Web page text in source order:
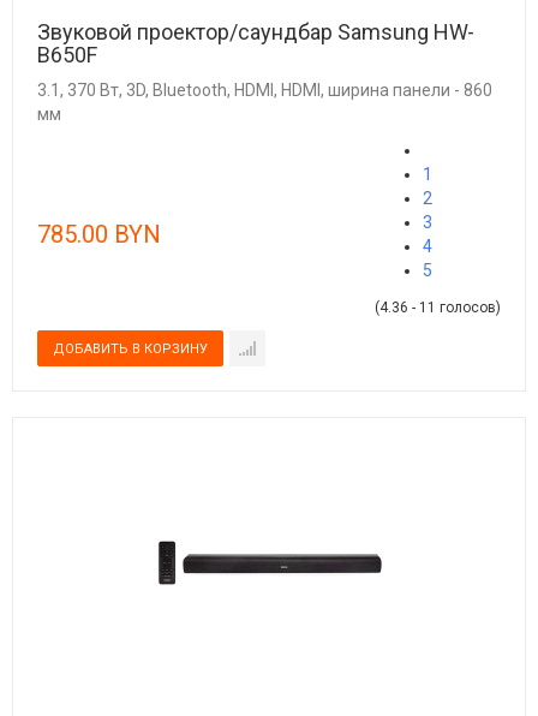
Звуковой проектор/саундбар Samsung HW-
B650F
3.1, 370 Вт, 3D, Bluetooth, HDMI, HDMI, ширина панели - 860
мм
785.00 BYN
1
2
3
4
5
(4.36 - 11 голосов)